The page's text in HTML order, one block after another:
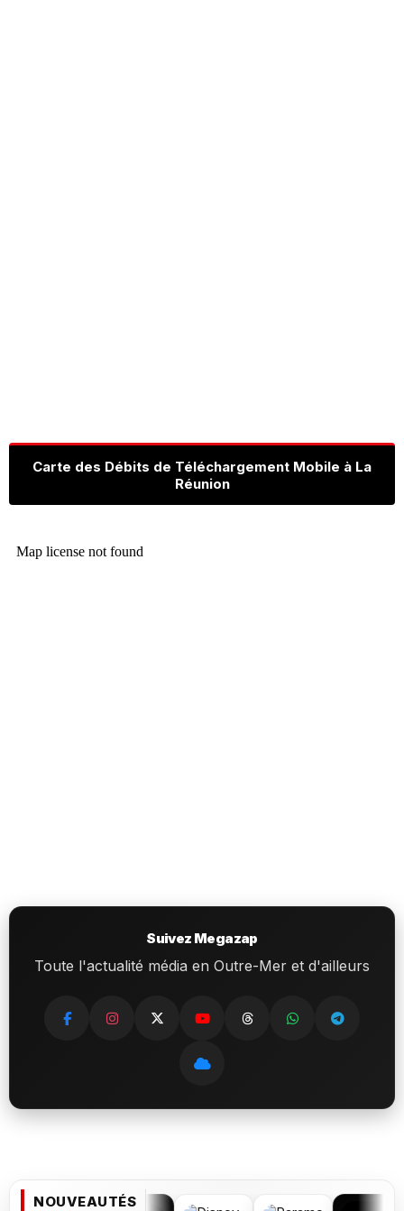
Carte des Débits de Téléchargement Mobile à La
Réunion
Suivez Megazap
Toute l'actualité média en Outre-Mer et d'ailleurs
NOUVEAUTÉS